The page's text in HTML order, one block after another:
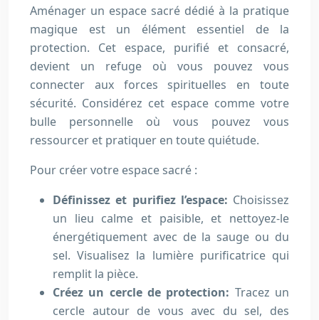
Aménager un espace sacré dédié à la pratique
magique est un élément essentiel de la
protection. Cet espace, purifié et consacré,
devient un refuge où vous pouvez vous
connecter aux forces spirituelles en toute
sécurité. Considérez cet espace comme votre
bulle personnelle où vous pouvez vous
ressourcer et pratiquer en toute quiétude.
Pour créer votre espace sacré :
Définissez et purifiez l’espace: Choisissez
un lieu calme et paisible, et nettoyez-le
énergétiquement avec de la sauge ou du
sel. Visualisez la lumière purificatrice qui
remplit la pièce.
Créez un cercle de protection: Tracez un
cercle autour de vous avec du sel, des